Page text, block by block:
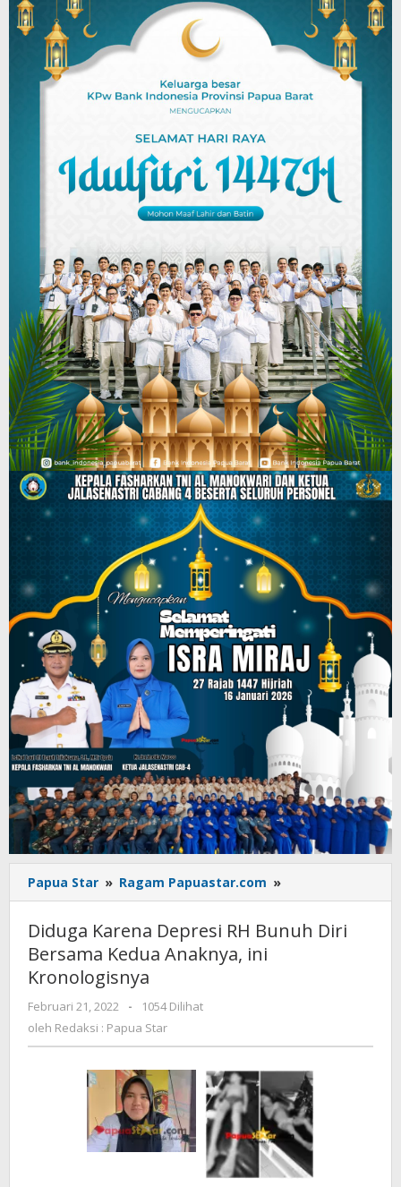
Papua Star » Ragam Papuastar.com »
Karena
RH
ini
Kronologisnya
Diduga Karena Depresi RH Bunuh Diri
Bersama Kedua Anaknya, ini
Kronologisnya
Februari 21, 2022
oleh
Redaksi
Star
-
1054 Dilihat
oleh Redaksi : Papua Star